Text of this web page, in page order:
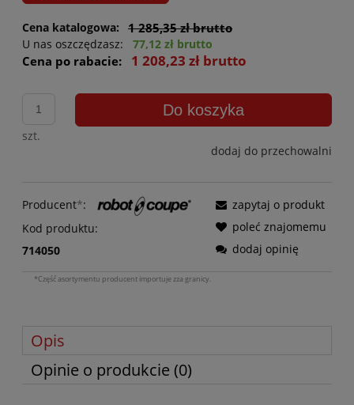
Cena katalogowa: 1 285,35 zł brutto
U nas oszczędzasz: 77,12 zł brutto
Cena po rabacie: 1 208,23 zł brutto
szt.
Do koszyka
dodaj do przechowalni
Producent*:
Kod produktu:
714050
zapytaj o produkt
poleć znajomemu
dodaj opinię
*Część asortymentu producent importuje zza granicy.
Opis
Opinie o produkcie (0)